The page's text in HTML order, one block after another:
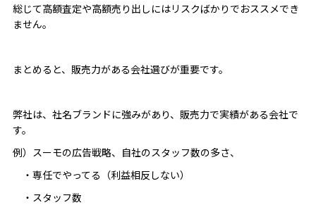
総じて高額査定や高額売り出しにはリスクばかりでおススメでき
ません。
まとめると、販売力がある会社選びが重要です。
弊社は、社名ブランドに強みがあり、販売力で実績がある会社で
す。
例）スーモの広告戦略、自社のスタッフ数の多さ、
・専任でやってる（利益相反しない）
・スタッフ数